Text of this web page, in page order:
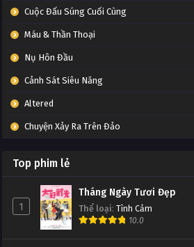
Cuộc Đấu Súng Cuối Cùng
Máu & Thần Thoại
Nụ Hôn Đầu
Cảnh Sát Siêu Năng
Altered
Chuyện Xảy Ra Trên Đảo
Top phim lẻ
1
Tháng Ngày Tươi Đẹp
Thể loại: Tình Cảm
10.0